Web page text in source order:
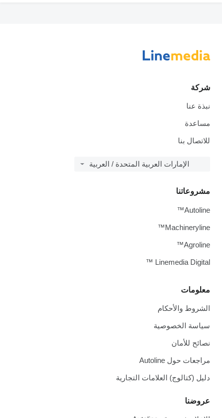
شركة
نبذة عنا
مساعدة
للاتصال بنا
الإمارات العربية المتحدة / العربية
معلومات
الشروط والأحكام
سياسة الخصوصية
نصائح للأمان
مراجعات حول Autoline
دليل (كتالوج) العلامات التجارية
عروضنا
مشروعاتنا
Autoline™
Machineryline™
Agroline™
Linemedia Digital ™